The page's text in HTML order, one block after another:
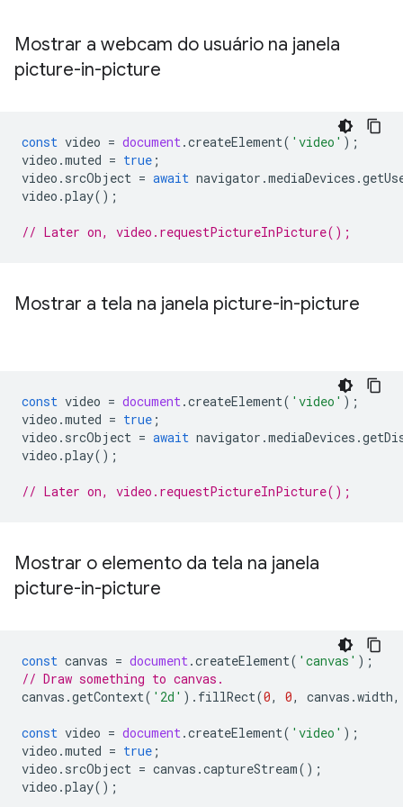
Mostrar a webcam do usuário na janela
picture-in-picture
const video = document.createElement( 'video' );
video .muted = true ;
video . srcObject = await navigator .mediaDevices .
video .play();
// Later on, video.requestPictureInPicture();
Mostrar a tela na janela picture-in-picture
const video = document.createElement( 'video' );
video .muted = true ;
video . srcObject = await navigator .mediaDevices .
video .play();
// Later on, video.requestPictureInPicture();
Mostrar o elemento da tela na janela
picture-in-picture
const canvas = document.createElement( 'canvas' );
// Draw something to canvas.
canvas .getContext( '2d' ). fillRect(0, 0, canvas .width,
const video = document.createElement( 'video' );
video .muted = true ;
video . srcObject = canvas .captureStream();
video .play();